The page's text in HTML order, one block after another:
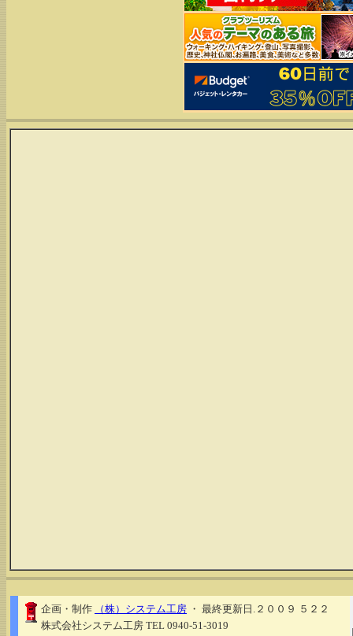
企画・制作 （株）システム工房 ・ 最終更新日.２００９ ５２２
株式会社システム工房 TEL 0940-51-3019